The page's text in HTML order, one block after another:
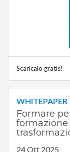
Scaricalo gratis!
WHITEPAPER
Formare
formazione
24 Ott 2025